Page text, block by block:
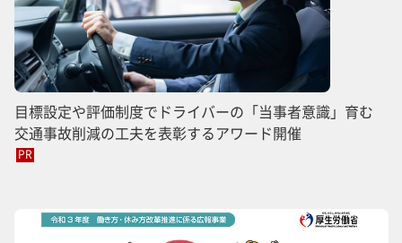
目標設定や評価制度でドライバーの「当事者意識」育む
交通事故削減の工夫を表彰するアワード開催
PR